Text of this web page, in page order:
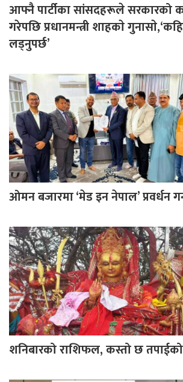
आफ्नै पार्टीका सांसदहरूले सरकारको
गरेपछि प्रधानमन्त्री शाहकाे
लड्नुपर्छ’
ओमन बजारमा ‘मेड इन नेपाल’ प्रवर्धन
शनिबारको राशिफल, कस्तो छ